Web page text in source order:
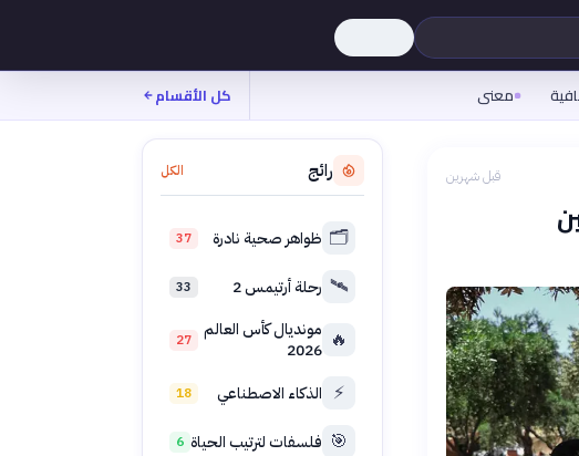
معنى كل الأقسام
قبل شهرين رائج الكل
🗂️ ظواهر صحية نادرة 37
🛰️ رحلة أرتيمس 2 33
🔥 مونديال كأس العالم
2026
27
⚡ الذكاء الاصطناعي 18
🎯 فلسفات لترتيب الحياة 6